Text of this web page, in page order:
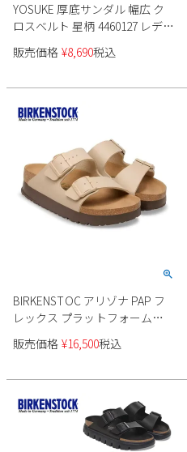
YOSUKE 厚底サンダル 幅広 ク
ロスベルト 星柄 4460127 レディ
ース
販売価格 ¥8,690税込
BIRKENSTOC アリゾナ PAP フ
レックス プラットフォーム
1031261 レディース
販売価格 ¥16,500税込